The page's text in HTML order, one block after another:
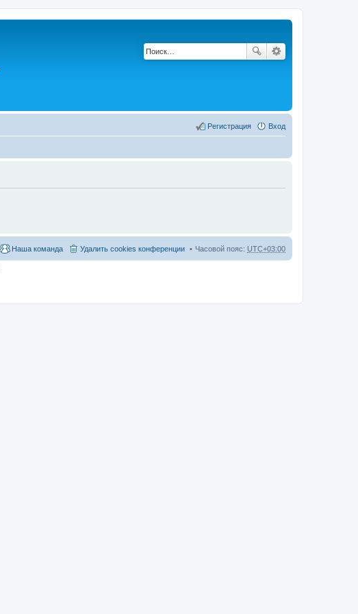
Вход
Регистрация
Часовой пояс: UTC+03:00
Удалить cookies конференции
Наша команда